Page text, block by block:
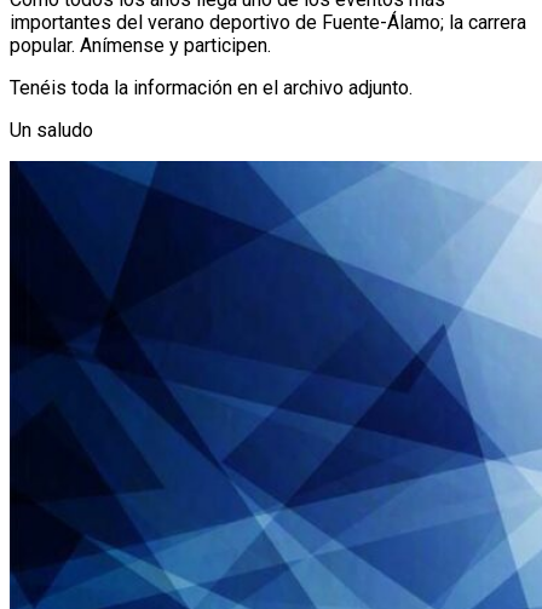
importantes del verano deportivo de Fuente-Álamo; la carrera
popular. Anímense y participen.
Tenéis toda la información en el archivo adjunto.
Un saludo